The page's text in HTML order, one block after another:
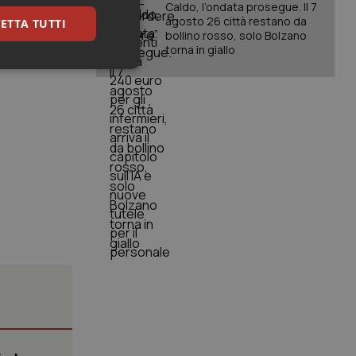
ha
Caldo, l’ondata prosegue. Il 7
agosto 26 città restano da
bollino rosso, solo Bolzano
torna in giallo
TUTTI
future.
servizio Cookie-